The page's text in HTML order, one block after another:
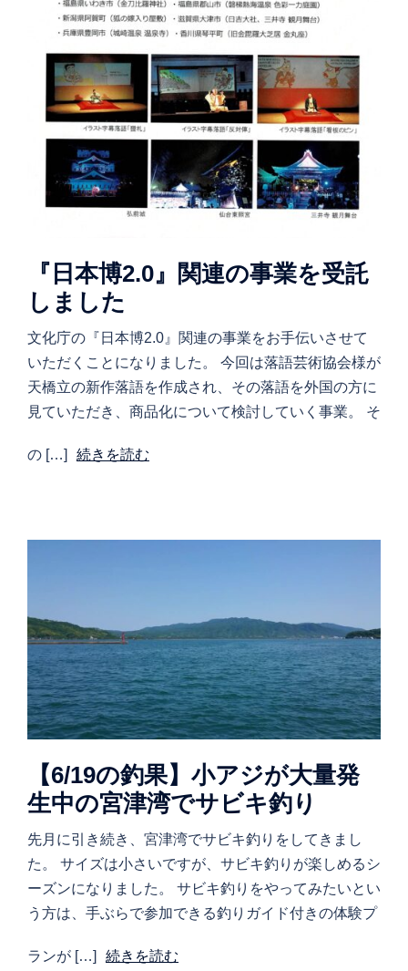
『日本博2.0』関連の事業を受託
しました
文化庁の『日本博2.0』関連の事業をお手伝いさせて
いただくことになりました。 今回は落語芸術協会様が
天橋立の新作落語を作成され、その落語を外国の方に
見ていただき、商品化について検討していく事業。 そ
の […] 続きを読む
【6/19の釣果】小アジが大量発
生中の宮津湾でサビキ釣り
先月に引き続き、宮津湾でサビキ釣りをしてきまし
た。 サイズは小さいですが、サビキ釣りが楽しめるシ
ーズンになりました。 サビキ釣りをやってみたいとい
う方は、手ぶらで参加できる釣りガイド付きの体験プ
ランが […] 続きを読む